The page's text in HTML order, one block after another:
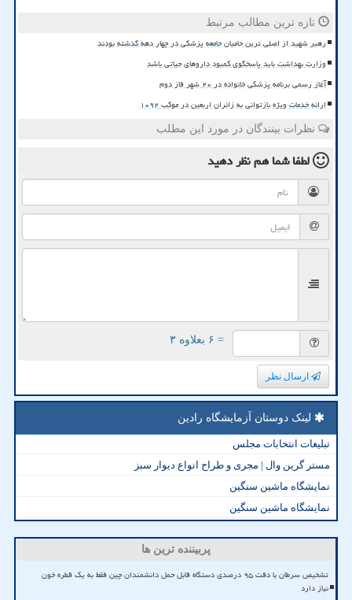
تازه ترین مطالب مرتبط
رهبر شهید از اصلی ترین حامیان جامعه پزشکی در چهار دهه گذشته بودند
وزارت بهداشت باید پاسخگوی کمبود داروهای حیاتی باشد
آغاز رسمی برنامه پزشکی خانواده در ۲۰ شهر فاز دوم
ارائه خدمات ویژه بازتوانی به زائران اربعین در موکب ۱۰۹۲
نظرات بینندگان در مورد این مطلب
لطفا شما همنظر دهید
= ۶ بعلاوه ۳
ارسال نظر
لینک دوستان آزمایشگاه رادین
تبلیغات انتخابات مجلس
مستر گرین وال | مجری و طراح انواع دیوار سبز
نمایشگاه ماشین سنگین
نمایشگاه ماشین سنگین
پربیننده ترین ها
تشخیص سرطان با دقت ۹۵ درصدی دستگاه قابل حمل دانشمندان چین فقط به یک قطره خون
نیاز دارد